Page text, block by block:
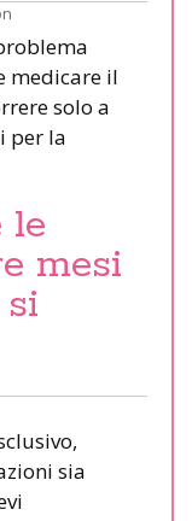
medicare il
solo a
per la
le
mesi
sia